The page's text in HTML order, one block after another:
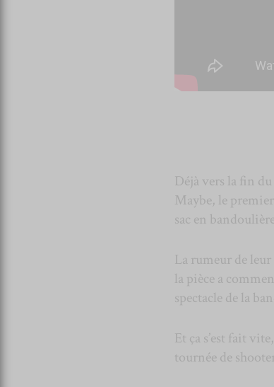
Déjà vers la fin du
Maybe, le
sac en
La rumeur de
la pièce a
spectacle de la
Et ça s’est fait
tournée de